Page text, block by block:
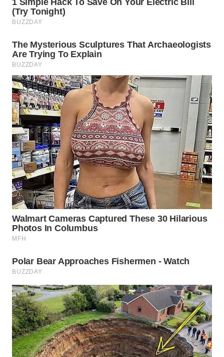
TAPANULI
TENGAH
WN DELI
SERDANG
WN
TEBING
TINGGI
WN
PAKPAK
WN
KARAWANG
WN
BEKASI
WN
DEPOK
WN
TAPANULI
UTARA